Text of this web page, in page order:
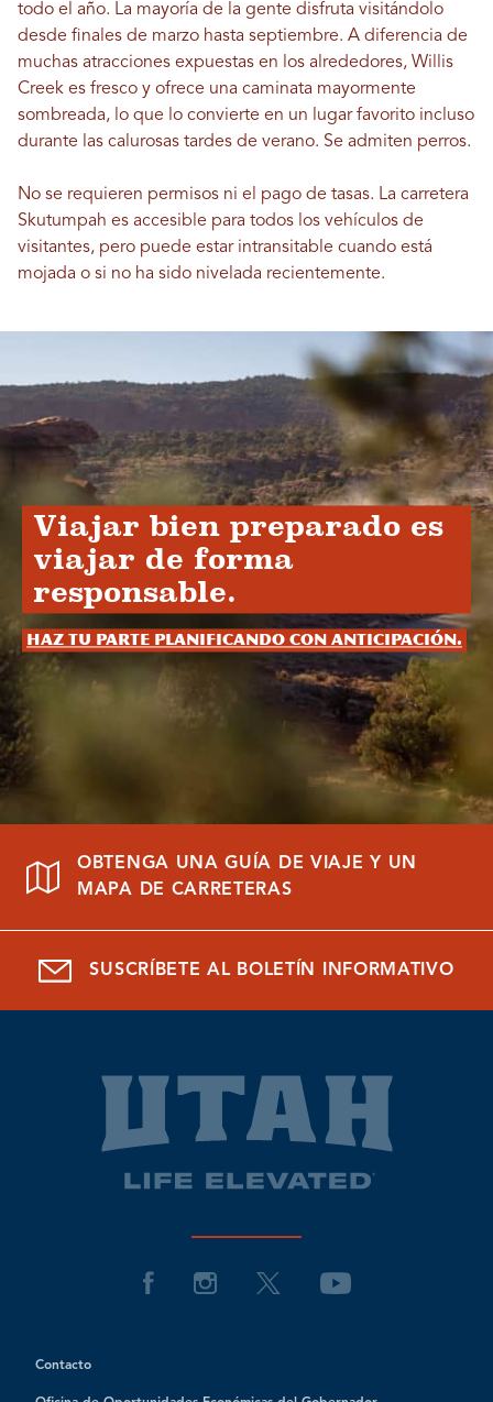
todo el año. La mayoría de la gente disfruta visitándolo
desde finales de marzo hasta septiembre. A diferencia de
muchas atracciones expuestas en los alrededores, Willis
Creek es fresco y ofrece una caminata mayormente
sombreada, lo que lo convierte en un lugar favorito incluso
durante las calurosas tardes de verano. Se admiten perros.
No se requieren permisos ni el pago de tasas. La carretera
Skutumpah es accesible para todos los vehículos de
visitantes, pero puede estar intransitable cuando está
mojada o si no ha sido nivelada recientemente.
Viajar bien preparado es
viajar de forma
responsable.
Haz tu parte planificando con anticipación.
OBTENGA UNA GUÍA DE VIAJE Y UN
MAPA DE CARRETERAS
SUSCRÍBETE AL BOLETÍN INFORMATIVO
Contacto